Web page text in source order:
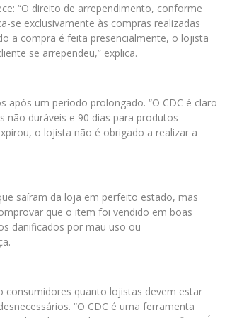
“O direito de arrependimento, conforme
se exclusivamente às compras realizadas
a compra é feita presencialmente, o lojista
se arrependeu,” explica.
um período prolongado. “O CDC é claro
não duráveis e 90 dias para produtos
o lojista não é obrigado a realizar a
saíram da loja em perfeito estado, mas
que o item foi vendido em boas
danificados por mau uso ou
quanto lojistas devem estar
“O CDC é uma ferramenta